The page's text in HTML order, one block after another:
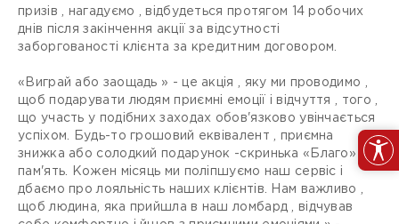
призів , нагадуємо , відбудеться протягом 14 робочих
днів після закінчення акції за відсутності
заборгованості клієнта за кредитним договором.
«Виграй або заощадь » - це акція , яку ми проводимо ,
щоб подарувати людям приємні емоції і відчуття , того ,
що участь у подібних заходах обов'язково увінчається
успіхом. Будь-то грошовий еквівалент , приємна
знижка або солодкий подарунок -скринька «Благо» на
пам'ять. Кожен місяць ми поліпшуємо наш сервіс і
дбаємо про лояльність наших клієнтів. Нам важливо ,
щоб людина, яка прийшла в наш ломбард , відчував